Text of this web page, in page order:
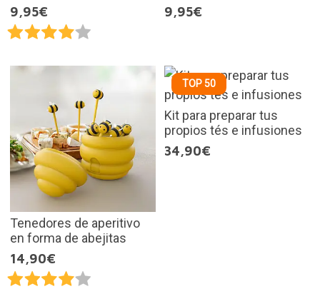
9,95€
9,95€
Tenedores de aperitivo
en forma de abejitas
14,90€
TOP 50
Kit para preparar tus
propios tés e infusiones
34,90€